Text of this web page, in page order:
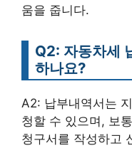
움을 줍니다.
Q2: 자동차세
하나요?
A2: 납부내역서는
청할 수 있으며, 보
청구서를 작성하고